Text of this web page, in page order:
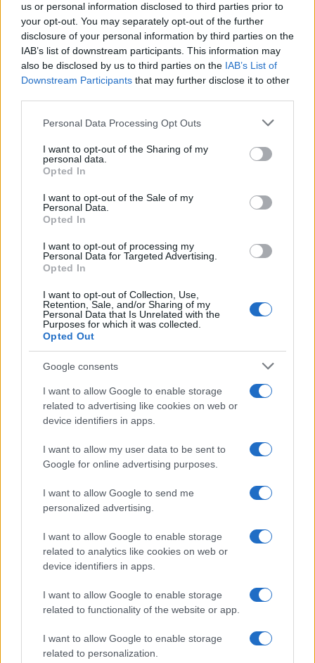
us or personal information disclosed to third parties prior to
your opt-out. You may separately opt-out of the further
disclosure of your personal information by third parties on the
IAB’s list of downstream participants. This information may
also be disclosed by us to third parties on the IAB’s List of
Downstream Participants that may further disclose it to other
Please note that this website/app uses one or more Google
not limited to your visit or usage behaviour. You may click to
grant or deny consent to Google and its third-party tags to
use your data for below specified purposes in below Google
consent section.
Personal Data Processing Opt Outs
I want to opt-out of the Sharing of my
personal data.
Opted In
I want to opt-out of the Sale of my
Personal Data.
Opted In
I want to opt-out of processing my
Personal Data for Targeted Advertising.
Opted In
I want to opt-out of Collection, Use,
Retention, Sale, and/or Sharing of my
Personal Data that Is Unrelated with the
Purposes for which it was collected.
Opted Out
Google consents
I want to allow Google to enable storage
related to advertising like cookies on web or
device identifiers in apps.
I want to allow my user data to be sent to
Google for online advertising purposes.
I want to allow Google to send me
personalized advertising.
I want to allow Google to enable storage
related to analytics like cookies on web or
device identifiers in apps.
I want to allow Google to enable storage
related to functionality of the website or app.
I want to allow Google to enable storage
related to personalization.
Inviaci le tue segnalazioni,
i tuoi video e le tue foto
Su WhatsApp al numero +39
345 356 7512
Entra nel canale telegram di
Ricevi le nostre ultime news
daGoogle News
Condividi l'articolo
F
a
ce
b
o
o
k
T
w
it
te
r
Pi
n
te
re
st
h
at
s
A
p
p
h
re
Articolo precedente
NOTIZIE RECENTI
Incidente sulla strada provinciale ad Arzachena,
un ferito
Sangue, musica e solidarietà con Avis Olbia al
Delta Center